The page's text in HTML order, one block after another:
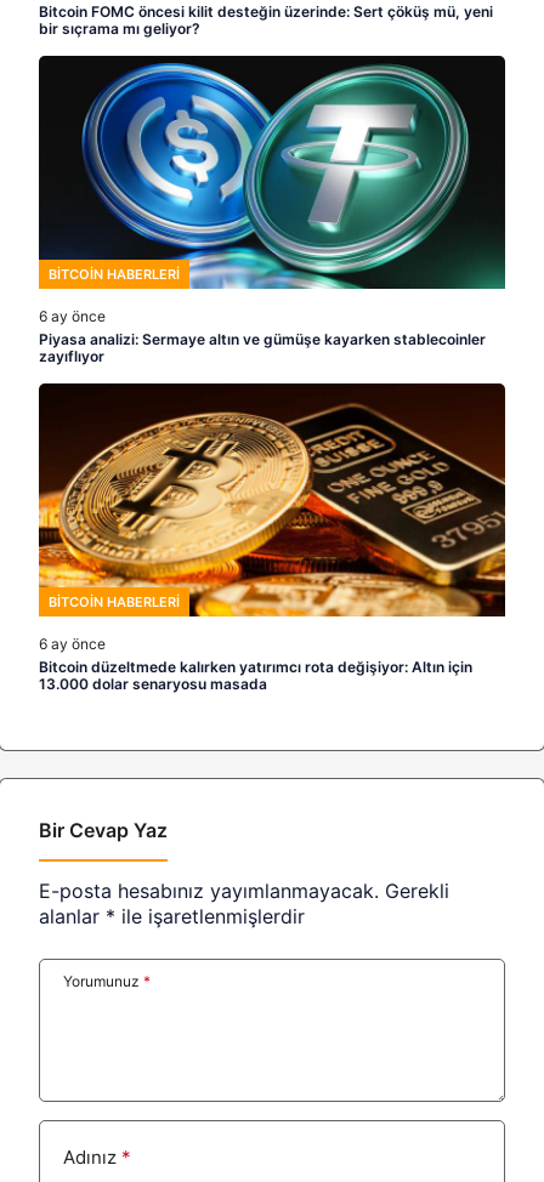
Bitcoin FOMC öncesi kilit desteğin üzerinde: Sert çöküş mü, yeni
bir sıçrama mı geliyor?
BITCOIN HABERLERI
6 ay önce
Piyasa analizi: Sermaye altın ve gümüşe kayarken stablecoinler
zayıflıyor
BITCOIN HABERLERI
6 ay önce
Bitcoin düzeltmede kalırken yatırımcı rota değişiyor: Altın için
13.000 dolar senaryosu masada
Bir Cevap Yaz
E-posta hesabınız yayımlanmayacak. Gerekli
alanlar * ile işaretlenmişlerdir
Yorumunuz *
Adınız *